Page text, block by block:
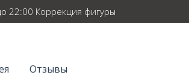
22:00 Коррекция фигуры
Отзывы